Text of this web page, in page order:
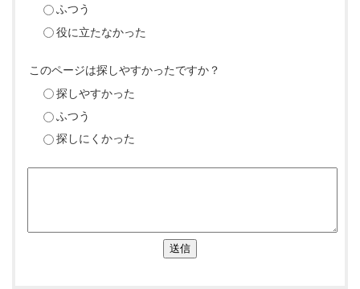
ふつう
役に立たなかった
このページは探しやすかったですか？
探しやすかった
ふつう
探しにくかった
送信